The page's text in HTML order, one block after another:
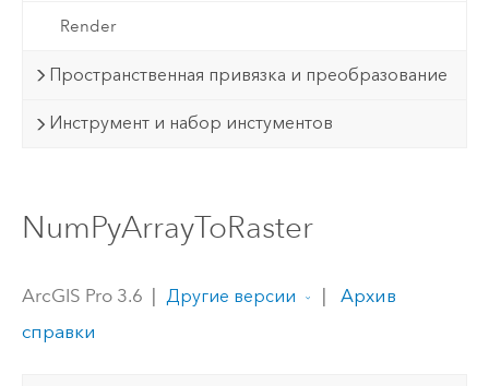
Render
Пространственная привязка и преобразование
Инструмент и набор инстументов
NumPyArrayToRaster
ArcGIS Pro 3.6 Другие версии
Архив
справки